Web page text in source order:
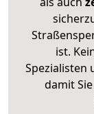
ist.
Spezialisten
damit